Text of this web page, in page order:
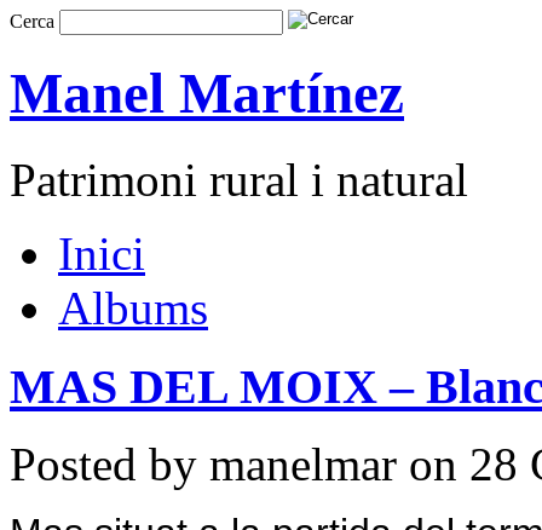
Cerca
Manel Martínez
Patrimoni rural i natural
Inici
Albums
MAS DEL MOIX –
Posted by manelmar on 28